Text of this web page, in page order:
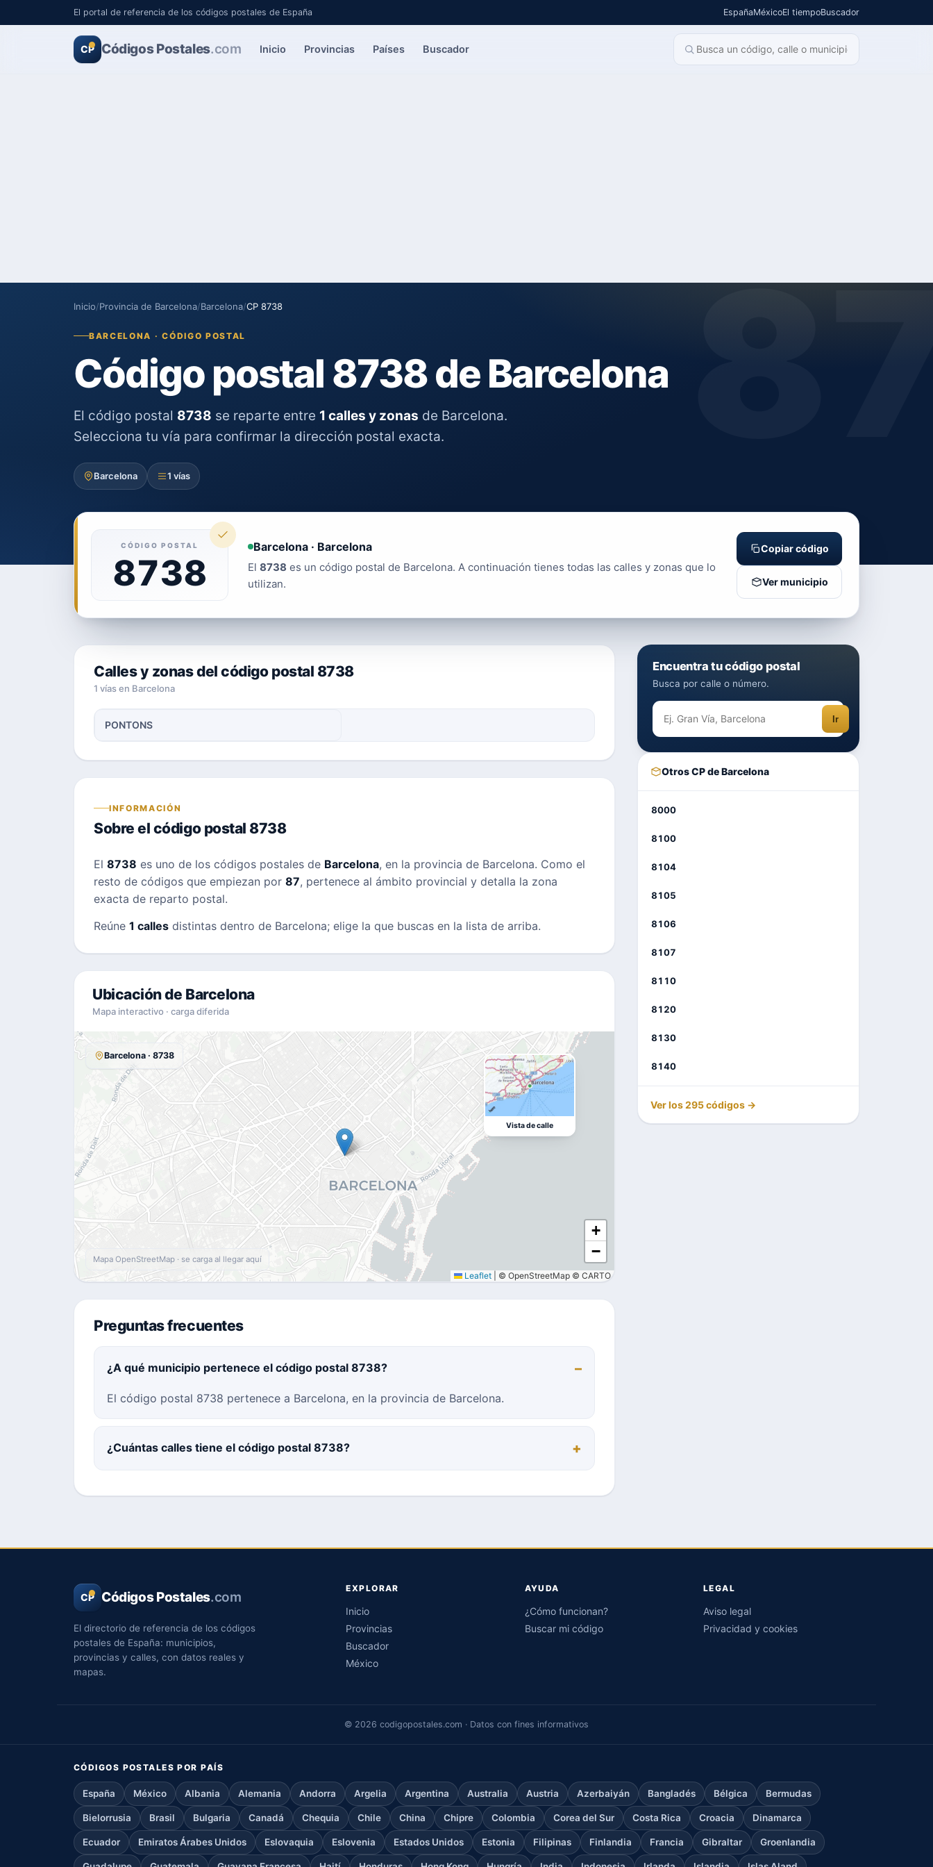
El portal de referencia de los códigos postales de España EspañaMéxicoEl tiempoBuscador
CP Códigos Postales.com Inicio Provincias Países Buscador
Inicio/Provincia de Barcelona/Barcelona/CP 8738
BARCELONA · CÓDIGO POSTAL
Código postal 8738 de Barcelona
El código postal 8738 se reparte entre 1 calles y zonas de Barcelona.
Selecciona tu vía para confirmar la dirección postal exacta.
Barcelona 1 vías
CÓDIGO POSTAL
8738
Barcelona · Barcelona
El 8738 es un código postal de Barcelona. A continuación tienes todas las calles y zonas que lo
utilizan.
Copiar código
Ver municipio
Calles y zonas del código postal 8738
1 vías en Barcelona
PONTONS
INFORMACIÓN
Sobre el código postal 8738
El 8738 es uno de los códigos postales de Barcelona, en la provincia de Barcelona. Como el
resto de códigos que empiezan por 87, pertenece al ámbito provincial y detalla la zona
exacta de reparto postal.
Reúne 1 calles distintas dentro de Barcelona; elige la que buscas en la lista de arriba.
Ubicación de Barcelona
Mapa interactivo · carga diferida
+
−
Leaflet © OpenStreetMap © CARTO
Barcelona · 8738
Vista de calle
Mapa OpenStreetMap · se carga al llegar aquí
Preguntas frecuentes
¿A qué municipio pertenece el código postal 8738?
El código postal 8738 pertenece a Barcelona, en la provincia de Barcelona.
¿Cuántas calles tiene el código postal 8738?
Encuentra tu código postal
Busca por calle o número.
Ir
Otros CP de Barcelona
8000
8100
8104
8105
8106
8107
8110
8120
8130
8140
Ver los 295 códigos →
CP Códigos Postales.com
El directorio de referencia de los códigos
postales de España: municipios,
provincias y calles, con datos reales y
mapas.
EXPLORAR
Inicio
Provincias
Buscador
México
AYUDA
¿Cómo funcionan?
Buscar mi código
LEGAL
Aviso legal
Privacidad y cookies
© 2026 codigopostales.com · Datos con fines informativos
CÓDIGOS POSTALES POR PAÍS
España México Albania Alemania Andorra Argelia Argentina Australia Austria Azerbaiyán Bangladés Bélgica Bermudas
Bielorrusia Brasil Bulgaria Canadá Chequia Chile China Chipre Colombia Corea del Sur Costa Rica Croacia Dinamarca
Ecuador Emiratos Árabes Unidos Eslovaquia Eslovenia Estados Unidos Estonia Filipinas Finlandia Francia Gibraltar Groenlandia